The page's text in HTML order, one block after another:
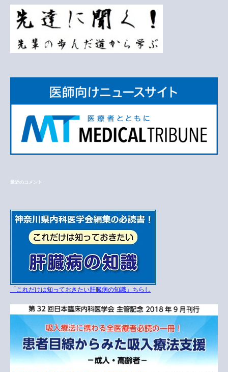
最近のコメント
「これだけは知っておきたい肝臓病の知識」ちらし